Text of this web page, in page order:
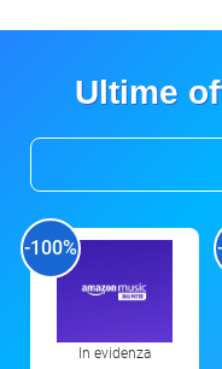
Ultime
-100%
In evidenza